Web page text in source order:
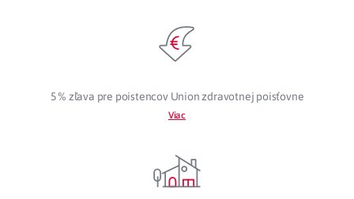
5 % zľava pre poistencov Union zdravotnej poisťovne
Viac